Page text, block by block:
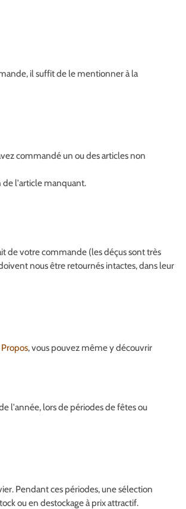
il suffit de le mentionner à la
commandé un ou des articles non
de l'article manquant.
de votre commande (les déçus sont très
nous être retournés intactes, dans leur
, vous pouvez même y découvrir
l'année, lors de périodes de fêtes ou
Pendant ces périodes, une sélection
ou en destockage à prix attractif.